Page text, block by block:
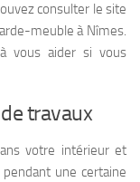
consulter le site
meuble à Nîmes.
vous aider si vous
travaux
votre intérieur et
une certaine